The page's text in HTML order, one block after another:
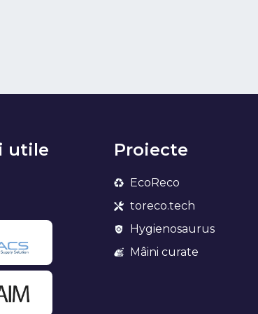
utile Proiecte
EcoReco
toreco.tech
Hygienosaurus
Mâini curate